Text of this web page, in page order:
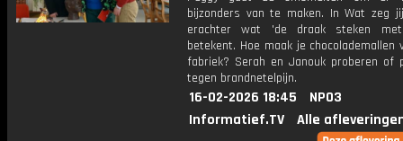
bijzonders van te maken. In Wat zeg
erachter wat 'de draak steken
betekent. Hoe maak je chocolademallen
fabriek? Serah en Janouk proberen of
tegen brandnetelpijn.
16-02-2026 18:45
NPO3
Informatief.TV
Alle